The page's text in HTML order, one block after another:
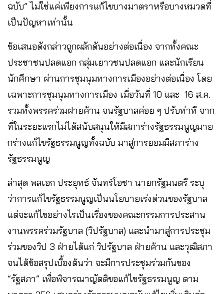
ฉบับ” ไม่ใช่แค่เพียงการแก้ไขบางมาตราหรือบางหมวดที่
เป็นปัญหาเท่านั้น
ข้อเสนอดังกล่าวถูกผลักดันอย่างต่อเนื่อง จากทั้งคณะ
ประชาชนปลดแอก กลุ่มเยาวชนปลดแอก และนักเรียน
นักศึกษา ผ่านการชุมนุมทางการเมืองอย่างต่อเนื่อง โดย
เฉพาะการชุมนุมทางการเมือง เมื่อวันที่ 10 และ 16 ส.ค.
รวมทั้งพรรคร่วมฝายค้าน จนรัฐบาลค่อย ๆ ปรับท่าที จาก
ที่ในระยะแรกไม่ได้สนับสนุนให้มีสภาร่างรัฐธรรมนูญมาย
กร่างแก้ไขรัฐธรรมนูญทั้งฉบับ มาสู่การยอมมีสภาร่าง
รัฐธรรมนูญ
ล่าสุด พลเอก ประยุทธ์ จันทร์โอชา นายกรัฐมนตรี ระบุ
ว่าการแก้ไขรัฐธรรมนูญเป็นนโยบายเร่งด่วนของรัฐบาล
แต่จะแก้ไขอย่างไรเป็นเรื่องของคณะกรรมการประสาน
งานพรรคร่วมรัฐบาล (วิปรัฐบาล) และนำมาสู่การประชุม
ร่วมของวิป 3 ฝ่ายได้แก่ วิปรัฐบาล ฝ่ายค้าน และวุฒิสภา
จนได้ข้อสรุปเบื้องต้นว่า จะมีการประชุมร่วมกันของ
“รัฐสภา” เพื่อพิจารณาญัตติขอแก้ไขรัฐธรรมนูญ ตาม